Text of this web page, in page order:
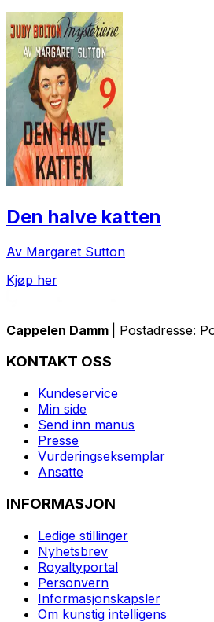
Den halve katten
Av Margaret Sutton
Kjøp her
Cappelen Damm | Postadresse:
KONTAKT OSS
Kundeservice
Min side
Send inn manus
Presse
Vurderingseksemplar
Ansatte
INFORMASJON
Ledige stillinger
Nyhetsbrev
Royaltyportal
Personvern
Informasjonskapsler
Om kunstig intelligens